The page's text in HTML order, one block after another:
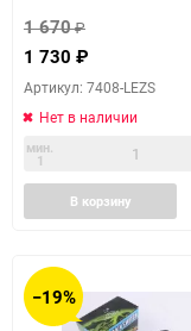
1 670₽
1 730 ₽
Артикул: 7408-LEZS
Нет в наличии
мин.
1
В корзину
−19%